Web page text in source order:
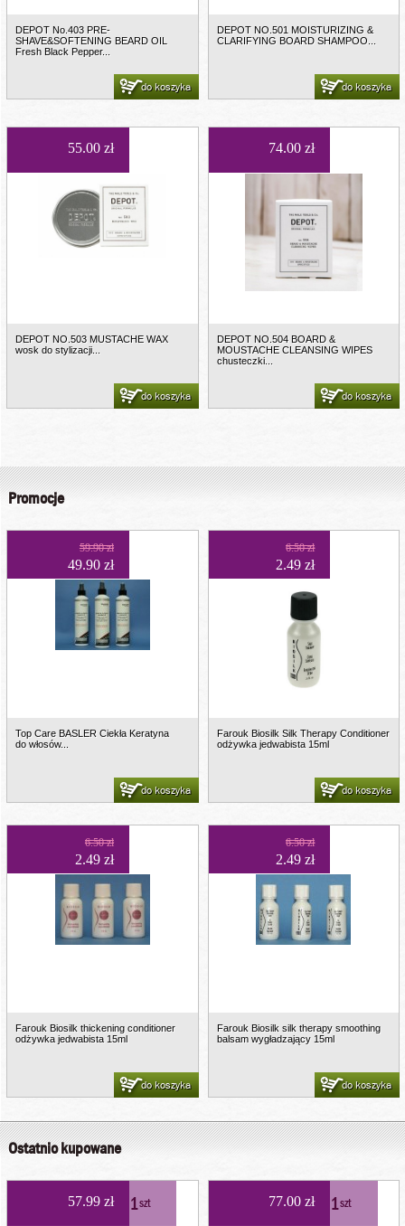
DEPOT No.403 PRE-
SHAVE&SOFTENING BEARD OIL
Fresh Black Pepper...
do koszyka
DEPOT NO.501 MOISTURIZING &
CLARIFYING BOARD SHAMPOO...
do koszyka
55.00 zł
DEPOT NO.503 MUSTACHE WAX
wosk do stylizacji...
do koszyka
74.00 zł
DEPOT NO.504 BOARD &
MOUSTACHE CLEANSING WIPES
chusteczki...
do koszyka
Promocje
59.90 zł
49.90 zł
Top Care BASLER Ciekła Keratyna
do włosów...
do koszyka
6.50 zł
2.49 zł
Farouk Biosilk Silk Therapy Conditioner
odżywka jedwabista 15ml
do koszyka
6.50 zł
2.49 zł
Farouk Biosilk thickening conditioner
odżywka jedwabista 15ml
do koszyka
6.50 zł
2.49 zł
Farouk Biosilk silk therapy smoothing
balsam wygładzający 15ml
do koszyka
Ostatnio kupowane
57.99 zł 1szt 77.00 zł 1szt